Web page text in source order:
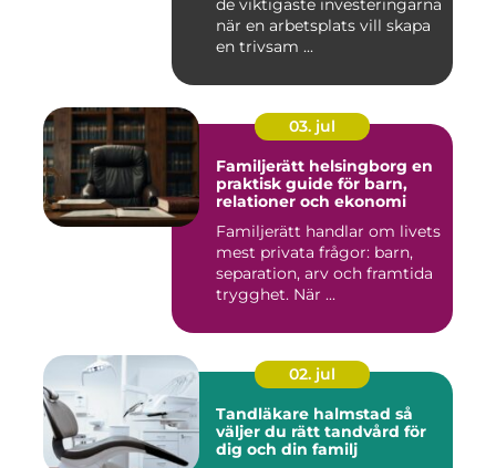
de viktigaste investeringarna
när en arbetsplats vill skapa
en trivsam ...
03. jul
Familjerätt helsingborg en
praktisk guide för barn,
relationer och ekonomi
Familjerätt handlar om livets
mest privata frågor: barn,
separation, arv och framtida
trygghet. När ...
02. jul
Tandläkare halmstad så
väljer du rätt tandvård för
dig och din familj